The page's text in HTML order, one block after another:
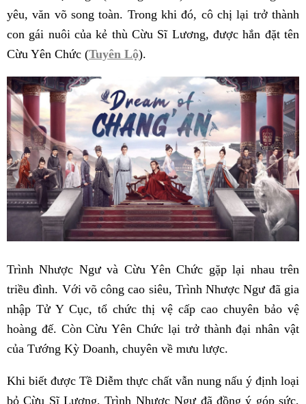
yêu, văn võ song toàn. Trong khi đó, cô chị lại trở thành
con gái nuôi của kẻ thù Cừu Sĩ Lương, được hắn đặt tên
Cừu Yên Chức (Tuyên Lộ).
Trình Nhược Ngư và Cừu Yên Chức gặp lại nhau trên
triều đình. Với võ công cao siêu, Trình Nhược Ngư đã gia
nhập Tử Y Cục, tổ chức thị vệ cấp cao chuyên bảo vệ
hoàng đế. Còn Cừu Yên Chức lại trở thành đại nhân vật
của Tướng Kỳ Doanh, chuyên về mưu lược.
Khi biết được Tề Diễm thực chất vẫn nung nấu ý định loại
bỏ Cừu Sĩ Lương, Trình Nhược Ngư đã đồng ý góp sức,